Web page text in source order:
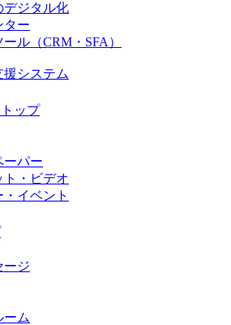
デジタル化
ター
ル（CRM・SFA）
システム
ップ
ーパー
ト・ビデオ
イベント
ージ
ーム